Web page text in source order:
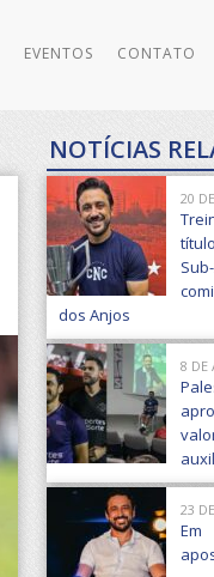
EVENTOS CONTATO
NOTÍCIAS
20
dos Anjos
8 DE
23